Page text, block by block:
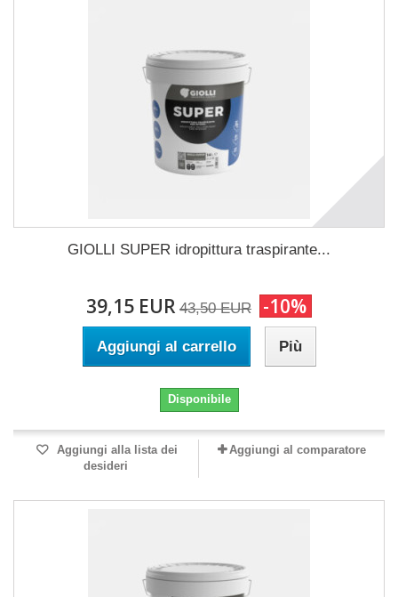
GIOLLI SUPER idropittura traspirante...
39,15 EUR 43,50 EUR -10%
Aggiungi al carrello Più
Disponibile
Aggiungi alla lista dei
desideri
Aggiungi al comparatore